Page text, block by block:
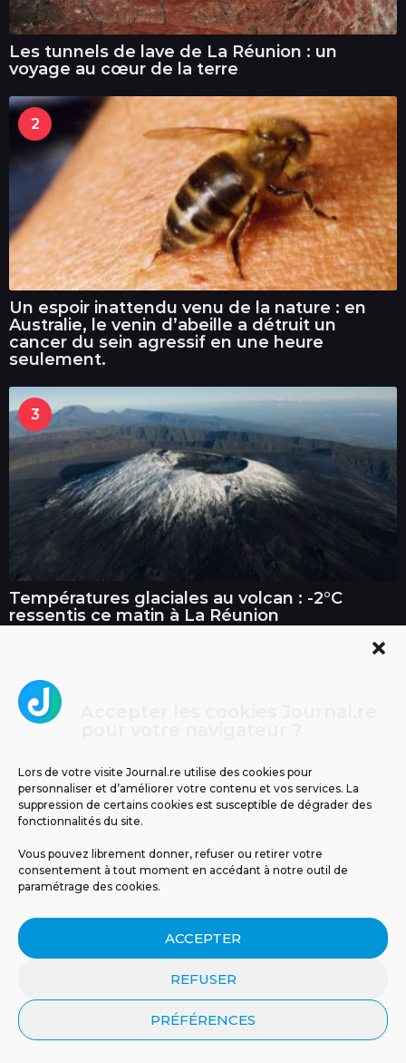
Lors de votre visite Journal.re utilise des cookies pour
personnaliser et d’améliorer votre contenu et vos services. La
suppression de certains cookies est susceptible de dégrader des
fonctionnalités du site.
Vous pouvez librement donner, refuser ou retirer votre
consentement à tout moment en accédant à notre outil de
paramétrage des cookies.
ACCEPTER
REFUSER
PRÉFÉRENCES
Les tunnels de lave de La Réunion : un
voyage au cœur de la terre
2
Un espoir inattendu venu de la nature : en
Australie, le venin d’abeille a détruit un
cancer du sein agressif en une heure
seulement.
3
Températures glaciales au volcan : -2°C
ressentis ce matin à La Réunion
Un tunnel pour relier La Réunion à Maurice ?